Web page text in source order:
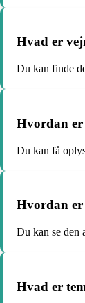
Hvad er
Du kan finde
Hvordan
Du kan få
Hvordan
Du kan se den
Hvad er